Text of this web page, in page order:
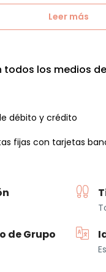
Leer más
todos los medios
débito y crédito
fijas con tarjetas
de Grupo